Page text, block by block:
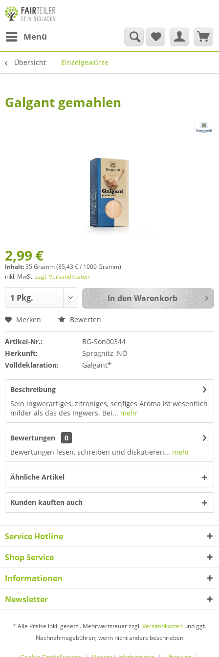
Menü
Übersicht Einzelgewürze
Galgant gemahlen
2,99 €
Inhalt:35 Gramm (85,43 € / 1000 Gramm)
inkl. MwSt.zzgl. Versandkosten
In den Warenkorb
Merken Bewerten
Artikel-Nr.:
BG-Son00344
Herkunft:
Sprögnitz, NÖ
Volldeklaration:
Galgant*
Beschreibung
Sein ingwerartiges, zitroniges, senfiges Aroma ist wesentlich
milder als das des Ingwers. Bei... mehr
Bewertungen
0
Bewertungen lesen, schreiben und diskutieren... mehr
Ähnliche Artikel
Kunden kauften auch
Service Hotline
Shop Service
Informationen
Newsletter
* Alle Preise inkl. gesetzl. Mehrwertsteuer zzgl.Versandkosten und ggf.
Nachnahmegebühren, wenn nicht anders beschrieben